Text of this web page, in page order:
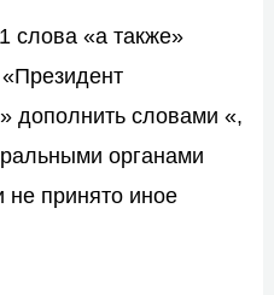
слова «а также»
дополнить словами «,
органами
не принято иное